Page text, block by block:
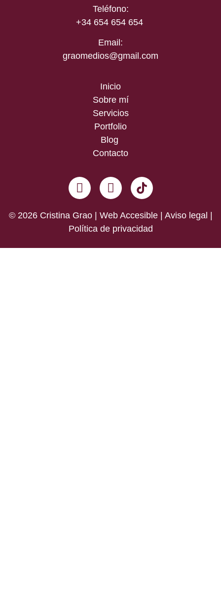
Teléfono:
+34 654 654 654
Email:
graomedios@gmail.com
Inicio
Sobre mí
Servicios
Portfolio
Blog
Contacto
© 2026 Cristina Grao | Web Accesible | Aviso legal
Política de privacidad